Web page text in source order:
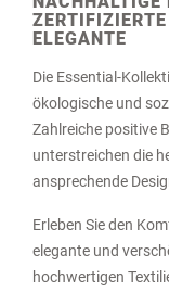
ELEGANTE
Die Essential-
ökologische und
Zahlreiche positive
unterstreichen die
ansprechende
Erleben Sie den
elegante und
hochwertigen